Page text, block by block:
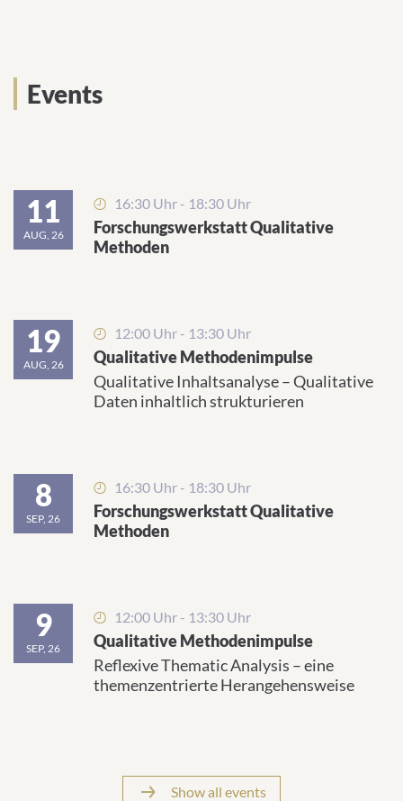
Events
11
AUG, 26
16:30 Uhr - 18:30 Uhr
Forschungswerkstatt Qualitative
Methoden
19
AUG, 26
12:00 Uhr - 13:30 Uhr
Qualitative Methodenimpulse
Qualitative Inhaltsanalyse – Qualitative
Daten inhaltlich strukturieren
8
SEP, 26
16:30 Uhr - 18:30 Uhr
Forschungswerkstatt Qualitative
Methoden
9
SEP, 26
12:00 Uhr - 13:30 Uhr
Qualitative Methodenimpulse
Reflexive Thematic Analysis – eine
themenzentrierte Herangehensweise
Show all events